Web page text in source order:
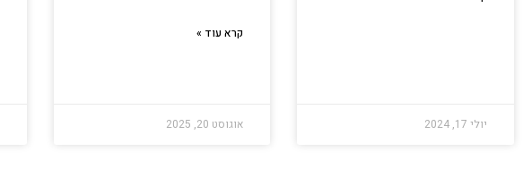
יולי 17, 2024
קרא עוד »
אוגוסט 20, 2025